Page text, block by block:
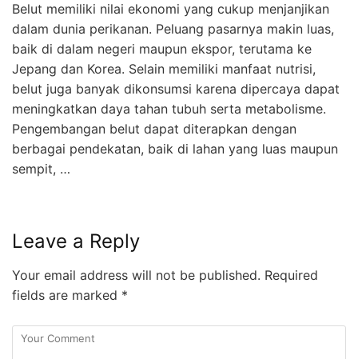
Belut memiliki nilai ekonomi yang cukup menjanjikan
dalam dunia perikanan. Peluang pasarnya makin luas,
baik di dalam negeri maupun ekspor, terutama ke
Jepang dan Korea. Selain memiliki manfaat nutrisi,
belut juga banyak dikonsumsi karena dipercaya dapat
meningkatkan daya tahan tubuh serta metabolisme.
Pengembangan belut dapat diterapkan dengan
berbagai pendekatan, baik di lahan yang luas maupun
sempit, …
Leave a Reply
Your email address will not be published. Required
fields are marked *